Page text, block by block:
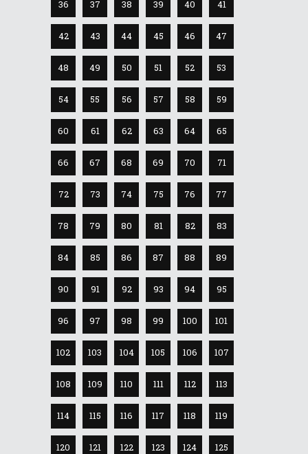
36 37 38 39 40 41
42 43 44 45 46 47
48 49 50 51 52 53
54 55 56 57 58 59
60 61 62 63 64 65
66 67 68 69 70 71
72 73 74 75 76 77
78 79 80 81 82 83
84 85 86 87 88 89
90 91 92 93 94 95
96 97 98 99 100 101
102 103 104 105 106 107
108 109 110 111 112 113
114 115 116 117 118 119
120 121 122 123 124 125